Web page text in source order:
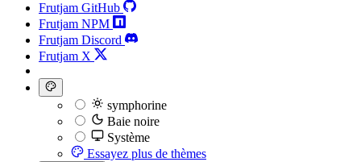
Frutjam GitHub
Frutjam NPM
Frutjam Discord
Frutjam X
symphorine
Baie noire
Système
Essayez plus de thèmes